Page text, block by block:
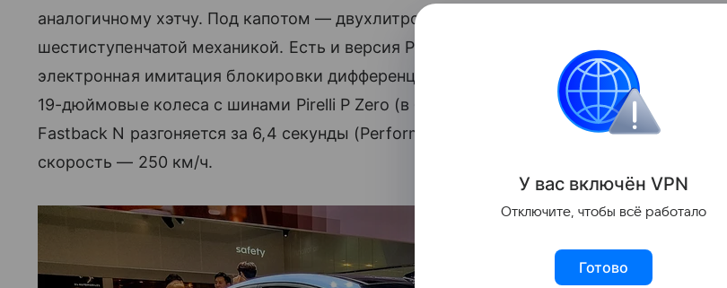
аналогичному хэтчу. Под капотом — двухлитровый турбомотор (250 л.с./353 Нм) с
шестиступенчатой механикой. Есть и версия Performance — добавляется 25 л.с.,
электронная имитация блокировки дифференциала, увеличенные передние тормоза и
19-дюймовые колеса с шинами Pirelli P Zero (в базе — «18-шки» Michelin). До сотни i30
Fastback N разгоняется за 6,4 секунды (Performance — за 6.1). Максимальная
скорость — 250 км/ч.
У вас включён VPN
Отключите, чтобы всё работало
Готово